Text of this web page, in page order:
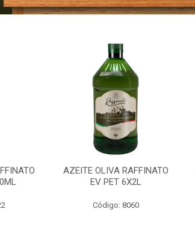
AZEITE OLIVA RAFFINATO
EV PET 6X2L
Código: 8060